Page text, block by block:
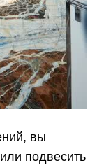
вы
подвесить